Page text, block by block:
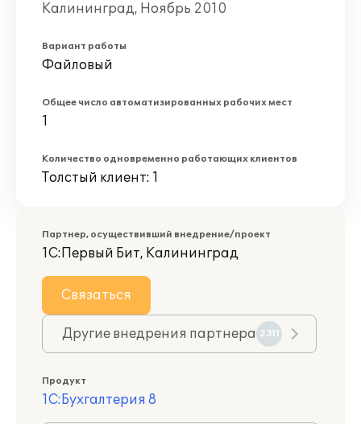
Калининград, Ноябрь 2010
Вариант работы
Файловый
Общее число автоматизированных рабочих мест
1
Количество одновременно работающих клиентов
Толстый клиент: 1
Партнер, осуществивший внедрение/проект
1С:Первый Бит, Калининград
Связаться
Другие внедрения партнера 2311
Продукт
1С:Бухгалтерия 8